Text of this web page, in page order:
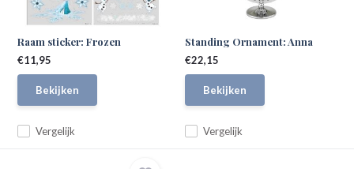
Raam sticker: Frozen
Vergelijk
€11,95
Bekijken
Standing Ornament: Anna
Vergelijk
€22,15
Bekijken